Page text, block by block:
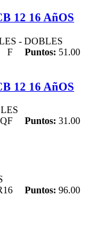
12 16 AñOS
- DOBLES
F
Puntos: 51.00
12 16 AñOS
QF
Puntos: 31.00
Puntos: 96.00